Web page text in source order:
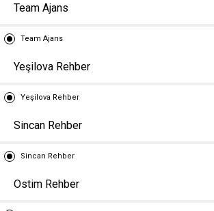
Team Ajans
Team Ajans
Yeşilova Rehber
Yeşilova Rehber
Sincan Rehber
Sincan Rehber
Ostim Rehber